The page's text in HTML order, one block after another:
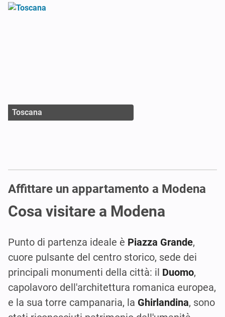
Toscana
Affittare un appartamento a Modena
Cosa visitare a Modena
Punto di partenza ideale è Piazza Grande,
cuore pulsante del centro storico, sede dei
principali monumenti della città: il Duomo,
capolavoro dell'architettura romanica europea,
e la sua torre campanaria, la Ghirlandina, sono